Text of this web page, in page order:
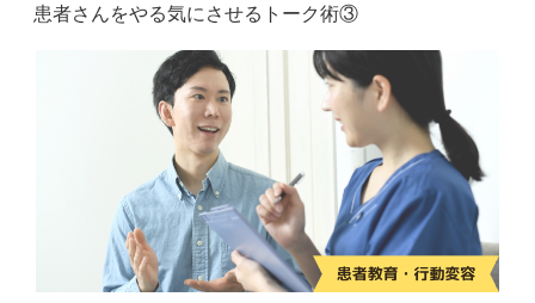
日:
患者さんをやる気にさせるトーク術③